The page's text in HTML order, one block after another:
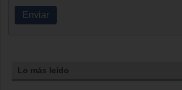
Enviar
Lo más leído